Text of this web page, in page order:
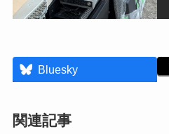
Bluesky
関連記事